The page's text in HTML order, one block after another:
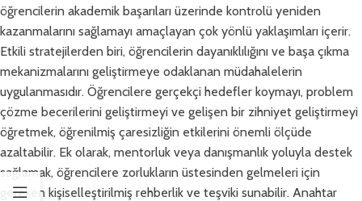
öğrencilerin akademik başarıları üzerinde kontrolü yeniden
kazanmalarını sağlamayı amaçlayan çok yönlü yaklaşımları içerir.
Etkili stratejilerden biri, öğrencilerin dayanıklılığını ve başa çıkma
mekanizmalarını geliştirmeye odaklanan müdahalelerin
uygulanmasıdır. Öğrencilere gerçekçi hedefler koymayı, problem
çözme becerilerini geliştirmeyi ve gelişen bir zihniyet geliştirmeyi
öğretmek, öğrenilmiş çaresizliğin etkilerini önemli ölçüde
azaltabilir. Ek olarak, mentorluk veya danışmanlık yoluyla destek
sağlamak, öğrencilere zorlukların üstesinden gelmeleri için
gereken kişiselleştirilmiş rehberlik ve teşviki sunabilir. Anahtar